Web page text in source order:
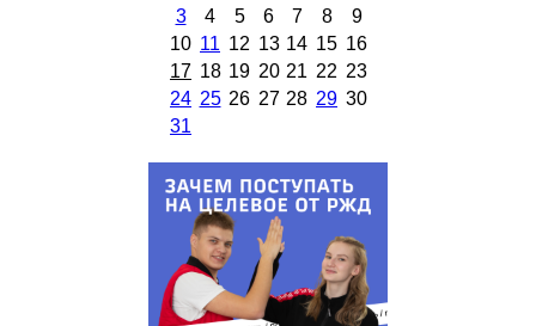
3
4 5 6 7 8
9
10 11 12 13 14 15 16
17 18 19 20 21 22 23
24 25 26 27 28 29 30
31